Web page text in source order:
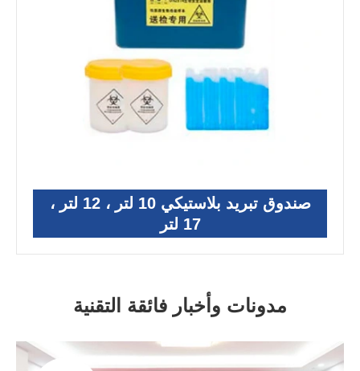
صندوق تبريد بلاستيكي 10 لتر ، 12 لتر ،
17 لتر
مدونات وأخبار فائقة التقنية